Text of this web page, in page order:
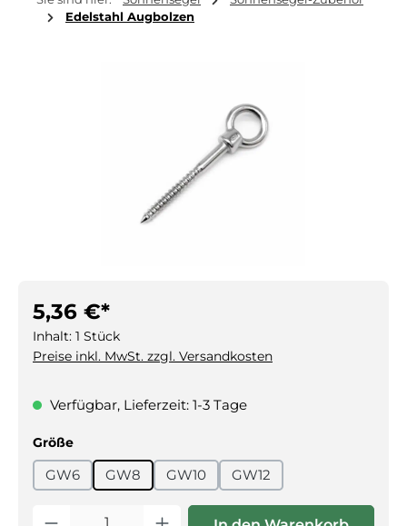
Edelstahl Augbolzen
5,36 €*
Inhalt: 1 Stück
Preise inkl. MwSt. zzgl. Versandkosten
Verfügbar, Lieferzeit: 1-3 Tage
Größeauswählen
GW6 GW8 GW10 GW12
Produkt Anzahl: Gib den gewünschten Wert ein oder